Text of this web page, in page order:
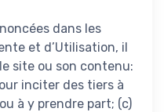
dans les
et d’Utilisation, il
site ou son contenu:
inciter des tiers à
à y prendre part; (c)